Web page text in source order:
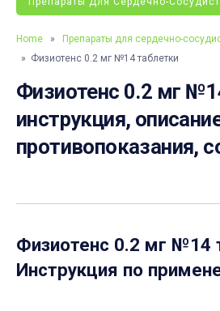
Home »
Препараты для сердечно-
» Физиотенс 0.2 мг №14 таблетки
Физиотенс 0.2 мг
инструкция,
противопоказания,
Физиотенс 0.2 мг №14
Инструкция по